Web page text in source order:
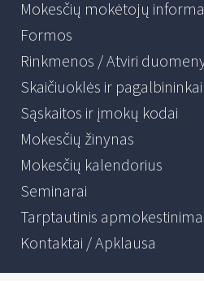
Mokesčių mokėtojų
Formos
Rinkmenos / Atviri
Skaičiuoklės ir pagalbininkai
Sąskaitos ir įmokų kodai
Mokesčių žinynas
Mokesčių kalendorius
Seminarai
Tarptautinis
Kontaktai / Apklausa